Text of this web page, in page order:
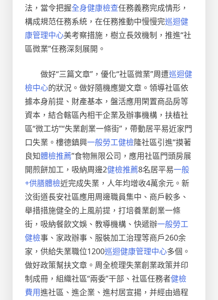
法，當令把握全身健康檢查任務義務完成情形，
構成規范任務系統，在任務推動中慢慢完巡迴健
康管理中心美考察措施，樹立長效機制，推進“社
區微業”任務深刻展開。
做好“三篇文章”，優化“社區微業”周遭巡迴健
檢中心的狀況。做好隨機應變文章。領導社區依
據本身前提、財產基本，盤活應用閑置商品房等
資本，結合轄區內相干企業及辦事機構，扶植社
區“微工坊”“失業創業一條街”，帶動居平易近家門
口失業。樓德鎮興一般勞工健檢隆社區引進“摸著
良知體檢推薦”食物無限公司，應用社區門頭房展
開煎餅加工，吸納周邊2健檢推薦8名居平易一般
+供膳體檢近完成失業，人年均增收4萬余元。新
汶街道長安社區應用周邊職員集中、商戶較多、
舉措措施健全的上風前提，打培養業創業一條
街，吸納餐飲文娛、教導機構、快遞辦一般勞工
健檢事、家政辦事、服裝加工治理等商戶260余
家，供給失業職位1200巡迴健康管理中心多個。
做好政策幫扶文章。周全梳理失業創業政策并印
制成冊，組織社區“兩委”干部、社區任務者健檢
費用進社區、進企業、進村居宣揚，并經由過程